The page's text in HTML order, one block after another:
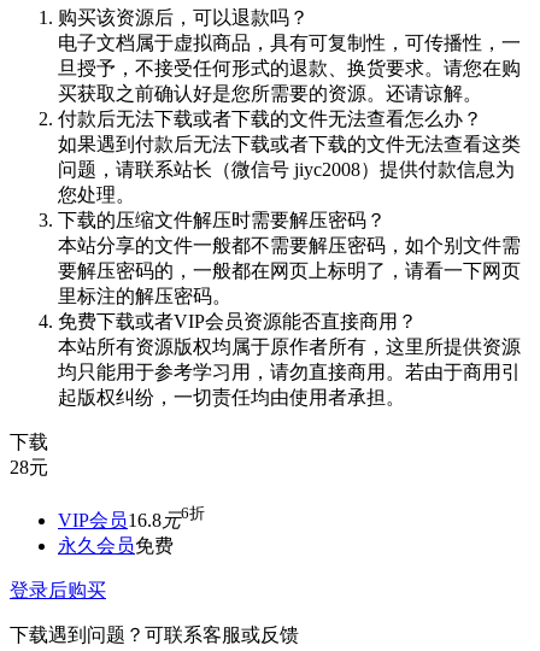
购买该资源后，可以退款吗？
电子文档属于虚拟商品，具有可复制性，可传播性，一
旦授予，不接受任何形式的退款、换货要求。请您在购
买获取之前确认好是您所需要的资源。还请谅解。
付款后无法下载或者下载的文件无法查看怎么办？
如果遇到付款后无法下载或者下载的文件无法查看这类
问题，请联系站长（微信号 jiyc2008）提供付款信息为
您处理。
下载的压缩文件解压时需要解压密码？
本站分享的文件一般都不需要解压密码，如个别文件需
要解压密码的，一般都在网页上标明了，请看一下网页
里标注的解压密码。
免费下载或者VIP会员资源能否直接商用？
本站所有资源版权均属于原作者所有，这里所提供资源
均只能用于参考学习用，请勿直接商用。若由于商用引
起版权纠纷，一切责任均由使用者承担。
下载
28元
VIP会员16.8元6折
永久会员免费
登录后购买
下载遇到问题？可联系客服或反馈